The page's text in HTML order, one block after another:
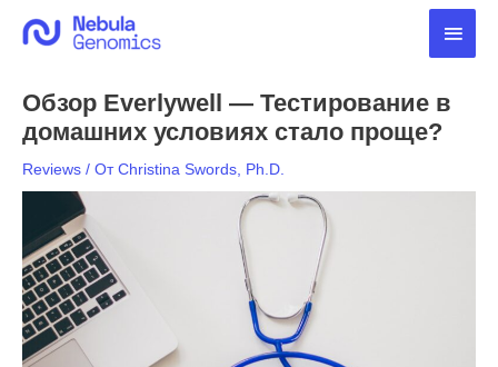
содержимому
Обзор Everlywell — Тестирование в
домашних условиях стало проще?
Reviews / ОтChristina Swords, Ph.D.